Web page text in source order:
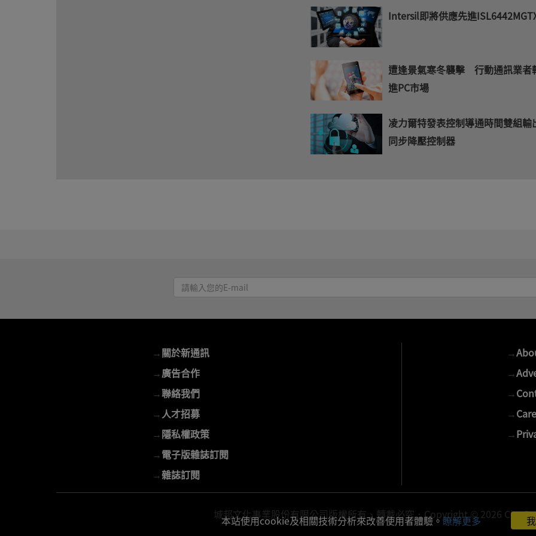
Intersil即將供應先進
遭逢景氣寒冬襲擊 行動通訊業者
進PC市場
凌力爾特發表控制導通時間雙組輸
同步降壓控制器
請
輸
E-
mail
→關於新通訊
→廣告合作
→聯絡我們
→人才招募
→隱私權政策
→電子版雜誌訂閱
→雜誌訂閱
→
→
→
→
→
城邦文化事業股份有限公司版權所有、轉載必究．Copyright © 2026 Cite
本站使用cookie及相關技術分析來改善使用者體驗。瞭解更多